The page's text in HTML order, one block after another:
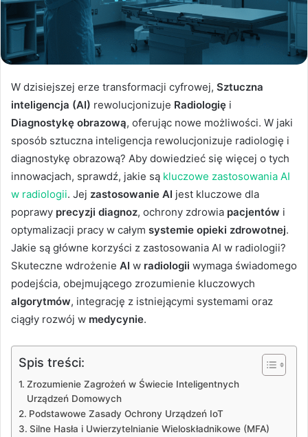
W dzisiejszej erze transformacji cyfrowej, Sztuczna
inteligencja (AI) rewolucjonizuje Radiologię i
Diagnostykę obrazową, oferując nowe możliwości. W jaki
sposób sztuczna inteligencja rewolucjonizuje radiologię i
diagnostykę obrazową? Aby dowiedzieć się więcej o tych
innowacjach, sprawdź, jakie są kluczowe zastosowania AI
w radiologii. Jej zastosowanie AI jest kluczowe dla
poprawy precyzji diagnoz, ochrony zdrowia pacjentów i
optymalizacji pracy w całym systemie opieki zdrowotnej.
Jakie są główne korzyści z zastosowania AI w radiologii?
Skuteczne wdrożenie AI w radiologii wymaga świadomego
podejścia, obejmującego zrozumienie kluczowych
algorytmów, integrację z istniejącymi systemami oraz
ciągły rozwój w medycynie.
Spis treści:
Zrozumienie Zagrożeń w Świecie Inteligentnych
Urządzeń Domowych
Podstawowe Zasady Ochrony Urządzeń IoT
Silne Hasła i Uwierzytelnianie Wieloskładnikowe (MFA)